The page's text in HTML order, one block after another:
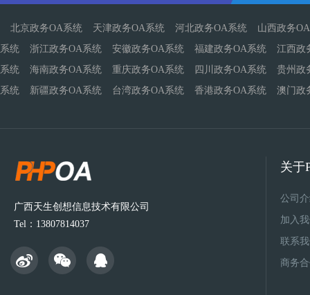
北京政务OA系统 天津政务OA系统 河北政务OA系统
山西政务
系统
浙江政务OA系统 安徽政务OA系统 福建政务OA系统
江西政
系统
海南政务OA系统 重庆政务OA系统 四川政务OA系统
贵州政
系统
新疆政务OA系统 台湾政务OA系统 香港政务OA系统 澳门政
广西天生创想信息技术有限公司
Tel：13807814037
关于
公司
加入
联系
商务